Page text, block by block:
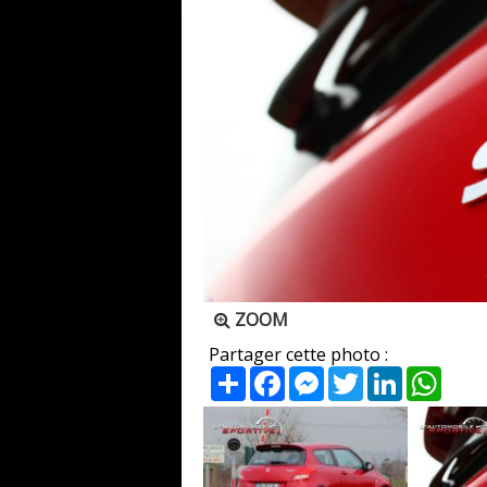
ZOOM
Partager cette photo :
PartagerFacebookMessenger
TwitterLinkedIn